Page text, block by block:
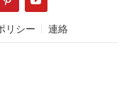
リシー 連絡